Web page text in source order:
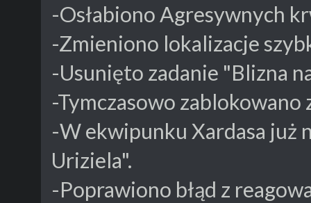
-Osłabiono Agresywnych
-Zmieniono lokalizacje
-Usunięto zadanie "Blizna
-Tymczasowo zablokowano
-W ekwipunku Xardasa już
Uriziela".
-Poprawiono błąd z